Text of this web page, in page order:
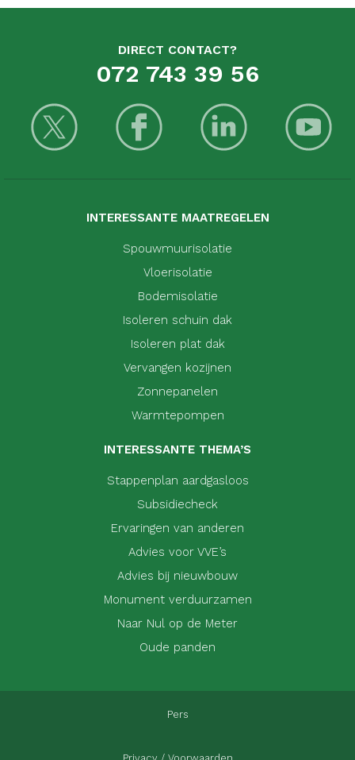
DIRECT CONTACT?
072 743 39 56
INTERESSANTE MAATREGELEN
Spouwmuurisolatie
Vloerisolatie
Bodemisolatie
Isoleren schuin dak
Isoleren plat dak
Vervangen kozijnen
Zonnepanelen
Warmtepompen
INTERESSANTE THEMA’S
Stappenplan aardgasloos
Subsidiecheck
Ervaringen van anderen
Advies voor VVE’s
Advies bij nieuwbouw
Monument verduurzamen
Naar Nul op de Meter
Oude panden
Pers
Privacy / Voorwaarden